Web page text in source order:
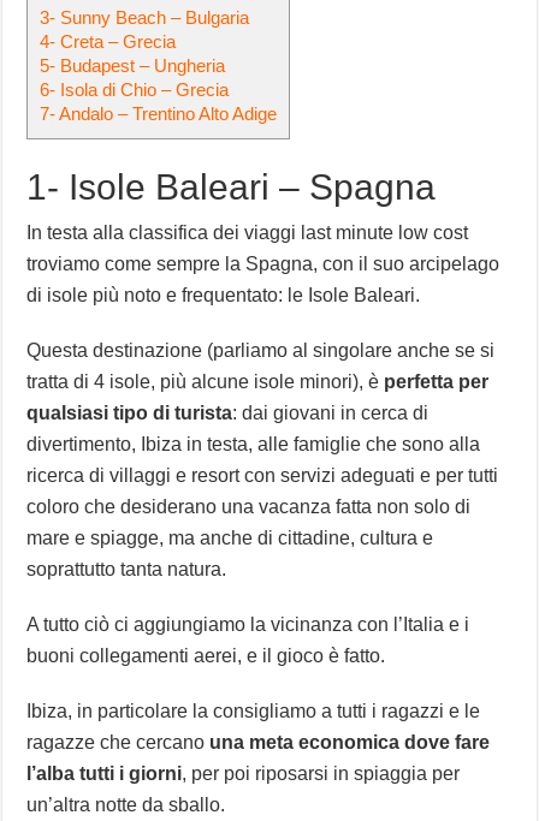
3- Sunny Beach – Bulgaria
4- Creta – Grecia
5- Budapest – Ungheria
6- Isola di Chio – Grecia
7- Andalo – Trentino Alto Adige
1- Isole Baleari – Spagna
In testa alla classifica dei viaggi last minute low cost
troviamo come sempre la Spagna, con il suo arcipelago
di isole più noto e frequentato: le Isole Baleari.
Questa destinazione (parliamo al singolare anche se si
tratta di 4 isole, più alcune isole minori), è perfetta per
qualsiasi tipo di turista: dai giovani in cerca di
divertimento, Ibiza in testa, alle famiglie che sono alla
ricerca di villaggi e resort con servizi adeguati e per tutti
coloro che desiderano una vacanza fatta non solo di
mare e spiagge, ma anche di cittadine, cultura e
soprattutto tanta natura.
A tutto ciò ci aggiungiamo la vicinanza con l’Italia e i
buoni collegamenti aerei, e il gioco è fatto.
Ibiza, in particolare la consigliamo a tutti i ragazzi e le
ragazze che cercano una meta economica dove fare
l’alba tutti i giorni, per poi riposarsi in spiaggia per
un’altra notte da sballo.